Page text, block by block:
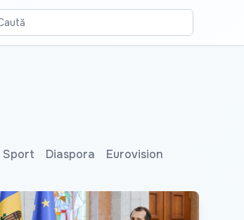
Sport Diaspora Eurovision